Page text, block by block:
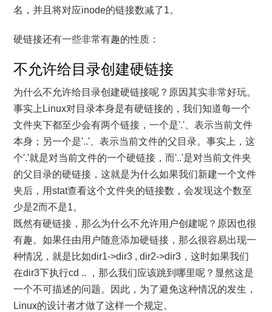
名，并且将对应inode的链接数减了1。
硬链接还有一些非常有趣的性质：
不允许给目录创建硬链接
为什么不允许给目录创建硬链接呢？原因其实非常好玩。
事实上Linux对目录本身是有硬链接的，我们知道每一个
文件夹下都至少会有两个链接，一个是'.'、表示当前文件
本身；另一个是'..'、表示当前文件的父目录。事实上，这
个'.'就是对当前文件的一个硬链接，而'..'是对当前文件夹
的父目录的硬链接，这就是为什么如果我们新建一个文件
夹后，用stat查看这个文件夹的链接数，会发现这个数至
少是2而不是1。
既然有硬链接，那么为什么不允许用户创建呢？原因也很
有趣。如果任由用户随意添加硬链接，那么很容易出现一
种情况，就是比如dir1->dir3 , dir2->dir3，这时如果我们
在dir3下执行cd .. ，那么我们应该跳到哪里呢？显然这是
一个不可描述的问题。因此，为了避免这种情况的发生，
Linux的设计者才做了这样一个规定。